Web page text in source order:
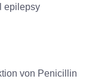
epilepsy
von Penicillin